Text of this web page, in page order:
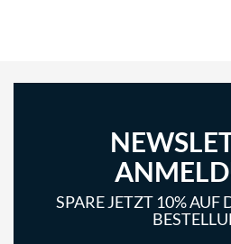
SPARE JETZT 10% AUF